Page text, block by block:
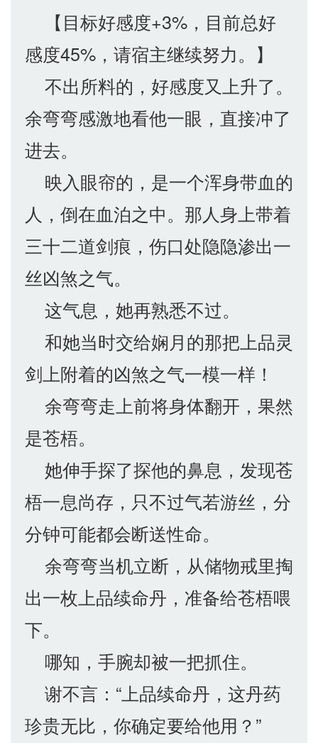
【目标好感度+3%，目前总好
感度45%，请宿主继续努力。】
不出所料的，好感度又上升了。
余弯弯感激地看他一眼，直接冲了
进去。
映入眼帘的，是一个浑身带血的
人，倒在血泊之中。那人身上带着
三十二道剑痕，伤口处隐隐渗出一
丝凶煞之气。
这气息，她再熟悉不过。
和她当时交给娴月的那把上品灵
剑上附着的凶煞之气一模一样！
余弯弯走上前将身体翻开，果然
是苍梧。
她伸手探了探他的鼻息，发现苍
梧一息尚存，只不过气若游丝，分
分钟可能都会断送性命。
余弯弯当机立断，从储物戒里掏
出一枚上品续命丹，准备给苍梧喂
下。
哪知，手腕却被一把抓住。
谢不言：“上品续命丹，这丹药
珍贵无比，你确定要给他用？”